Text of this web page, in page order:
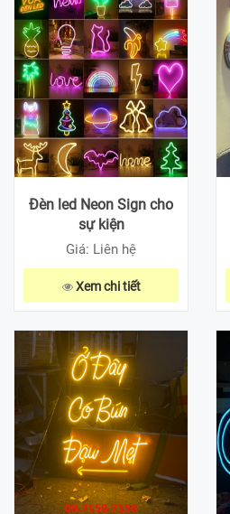
Đèn led Neon Sign cho
sự kiện
Giá: Liên hệ
Xem chi tiết